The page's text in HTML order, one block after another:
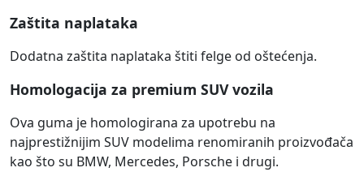
Zaštita naplataka
Dodatna zaštita naplataka štiti felge od oštećenja.
Homologacija za premium SUV vozila
Ova guma je homologirana za upotrebu na
najprestižnijim SUV modelima renomiranih proizvođača
kao što su BMW, Mercedes, Porsche i drugi.